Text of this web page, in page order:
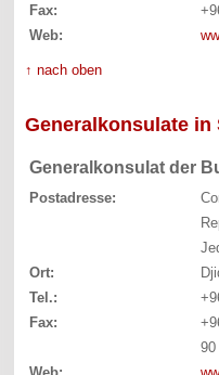
Fax:
Web:
↑ nach oben
Generalkonsulate in
Generalkonsulat der
Postadresse:
Ort:
Tel.:
Fax:
90